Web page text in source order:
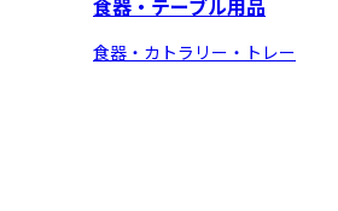
食器・テーブル用品
食器・カトラリー・トレー